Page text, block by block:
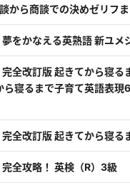
から商談での決めゼリフ
夢をかなえる英熟語 新ユメ
完全改訂版 起きてから寝
寝るまで子育て英語表現
完全改訂版 起きてから寝
完全攻略！ 英検（R）3級